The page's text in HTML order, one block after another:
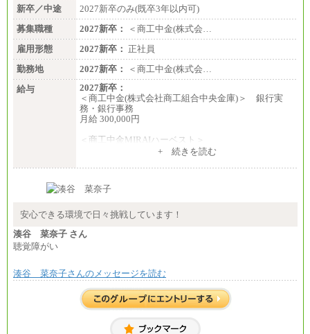
年収例は賞与含む、残業代・家族手当含まず
※キャリアや能力等を考慮の上、当社規定により確
定します
※残業手当：別途支給
※固定給に固定残業代含まず
※試用期間中も給与に変更なし
新卒／中途
2027新卒のみ(既卒3年以内可)
募集職種
2027新卒：
＜商工中金(株式会…
雇用形態
2027新卒： 正社員
勤務地
2027新卒：
＜商工中金(株式会…
給与
2027新卒：
＜商工中金(株式会社商工組合中央金庫)＞ 銀行実
務・銀行事務
月給 300,000円
＜商工中金MIRAIハーベスト＞
+ 続きを読む
安心できる環境で日々挑戦しています！
湊谷 菜奈子 さん
聴覚障がい
湊谷 菜奈子さんのメッセージを読む